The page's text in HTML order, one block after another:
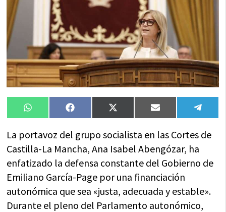
Compartir
en
WhatsAppCompartir
en
FacebookCompartir
en
X
(Twitter)
Compartir
en
Email
en
La portavoz del grupo socialista en las Cortes de
Castilla-La Mancha, Ana Isabel Abengózar, ha
enfatizado la defensa constante del Gobierno de
Emiliano García-Page por una financiación
autonómica que sea «justa, adecuada y estable».
Durante el pleno del Parlamento autonómico,